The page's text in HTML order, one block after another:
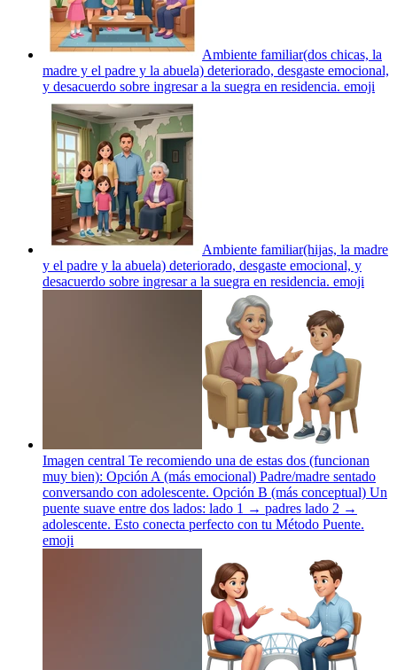
Ambiente familiar(dos chicas, la
madre y el padre y la abuela) deteriorado, desgaste emocional,
y desacuerdo sobre ingresar a la suegra en residencia. emoji
Ambiente familiar(hijas, la madre
y el padre y la abuela) deteriorado, desgaste emocional, y
desacuerdo sobre ingresar a la suegra en residencia. emoji
Imagen central Te recomiendo una de estas dos (funcionan
muy bien): Opción A (más emocional) Padre/madre sentado
conversando con adolescente. Opción B (más conceptual) Un
puente suave entre dos lados: lado 1 → padres lado 2 →
adolescente. Esto conecta perfecto con tu Método Puente.
emoji